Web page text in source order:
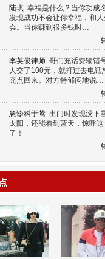
陆琪 幸福是什么？当你功成
发现成功不会让你幸福，和
会。当你赚到很多钱时…
李英俊律师 哥们充话费输错
人交了100元，就打过去电话
充点回来。对方特郁闷地说…
急诊科于莺 出门时发现没下
太阳，还能看到蓝天，惊呼这
了！